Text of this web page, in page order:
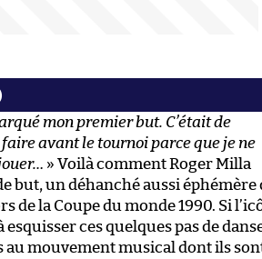
mon premier but. C’était de
avant le tournoi parce que je ne
» Voilà comment Roger Milla
but, un déhanché aussi éphémère
de la Coupe du monde 1990. Si
ces quelques pas de
au mouvement musical dont ils